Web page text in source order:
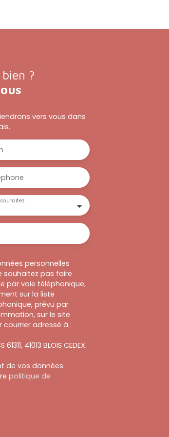
?
vers vous dans
personnelles
souhaitez pas faire
par voie téléphonique,
sur la liste
prévu par
sur le site
adressé à :
41013 BLOIS CEDEX.
de vos données
politique de